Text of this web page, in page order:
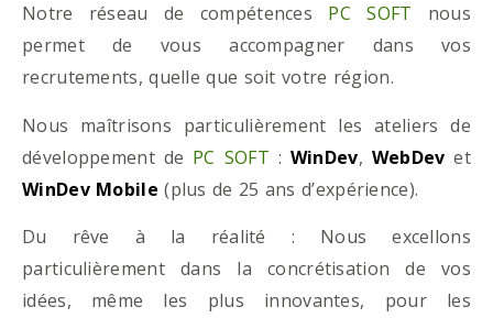
Notre réseau de compétences PC SOFT nous
permet de vous accompagner dans vos
recrutements, quelle que soit votre région.
Nous maîtrisons particulièrement les ateliers de
développement de PC SOFT : WinDev, WebDev et
WinDev Mobile (plus de 25 ans d’expérience).
Du rêve à la réalité : Nous excellons
particulièrement dans la concrétisation de vos
idées, même les plus innovantes, pour les